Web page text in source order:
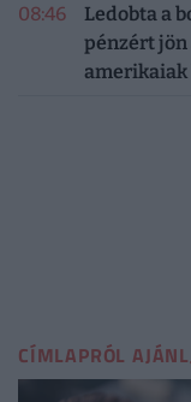
08:46
Ledobta a
pénzért jön
amerikaiak
CÍMLAPRÓL